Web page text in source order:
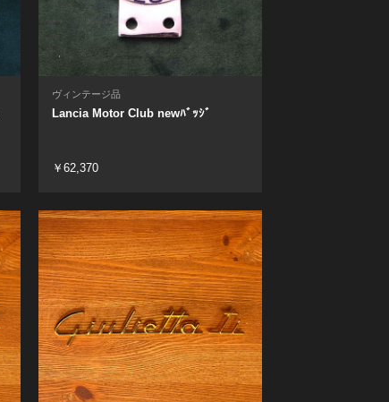
ヴィンテージ品
Lancia Motor Club newﾊﾞｯｼﾞ
￥62,370